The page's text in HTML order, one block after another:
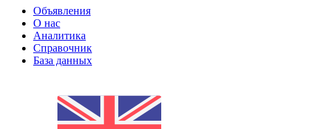
Объявления
О нас
Аналитика
Справочник
База данных